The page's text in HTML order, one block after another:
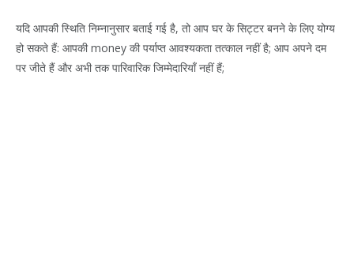
यदि आपकी स्थिति निम्नानुसार बताई गई है, तो आप घर के सिट्टर बनने के लिए योग्य
हो सकते हैं: आपकी money की पर्याप्त आवश्यकता तत्काल नहीं है; आप अपने दम
पर जीते हैं और अभी तक पारिवारिक जिम्मेदारियाँ नहीं हैं;